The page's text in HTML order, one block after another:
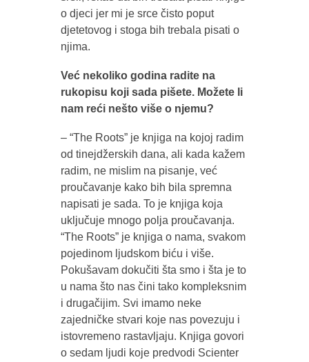
o djeci jer mi je srce čisto poput
djetetovog i stoga bih trebala pisati o
njima.
Već nekoliko godina radite na
rukopisu koji sada pišete. Možete li
nam reći nešto više o njemu?
– “The Roots” je knjiga na kojoj radim
od tinejdžerskih dana, ali kada kažem
radim, ne mislim na pisanje, već
proučavanje kako bih bila spremna
napisati je sada. To je knjiga koja
uključuje mnogo polja proučavanja.
“The Roots” je knjiga o nama, svakom
pojedinom ljudskom biću i više.
Pokušavam dokučiti šta smo i šta je to
u nama što nas čini tako kompleksnim
i drugačijim. Svi imamo neke
zajedničke stvari koje nas povezuju i
istovremeno rastavljaju. Knjiga govori
o sedam ljudi koje predvodi Scienter